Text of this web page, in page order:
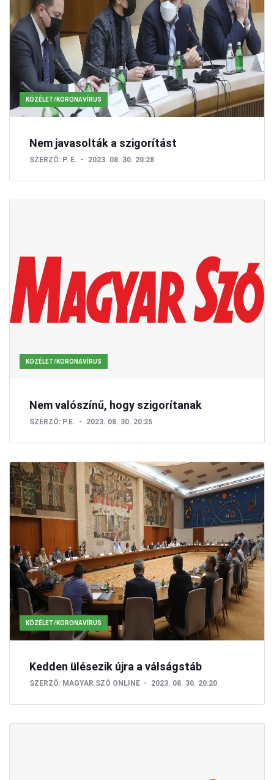
KÖZÉLET/KORONAVÍRUS
Nem javasolták a szigorítást
SZERZŐ: P. E. 2023. 08. 30. 20:28
KÖZÉLET/KORONAVÍRUS
Nem valószínű, hogy szigorítanak
SZERZŐ: P.E. 2023. 08. 30. 20:25
KÖZÉLET/KORONAVÍRUS
Kedden ülésezik újra a válságstáb
SZERZŐ: MAGYAR SZÓ ONLINE 2023. 08. 30. 20:20